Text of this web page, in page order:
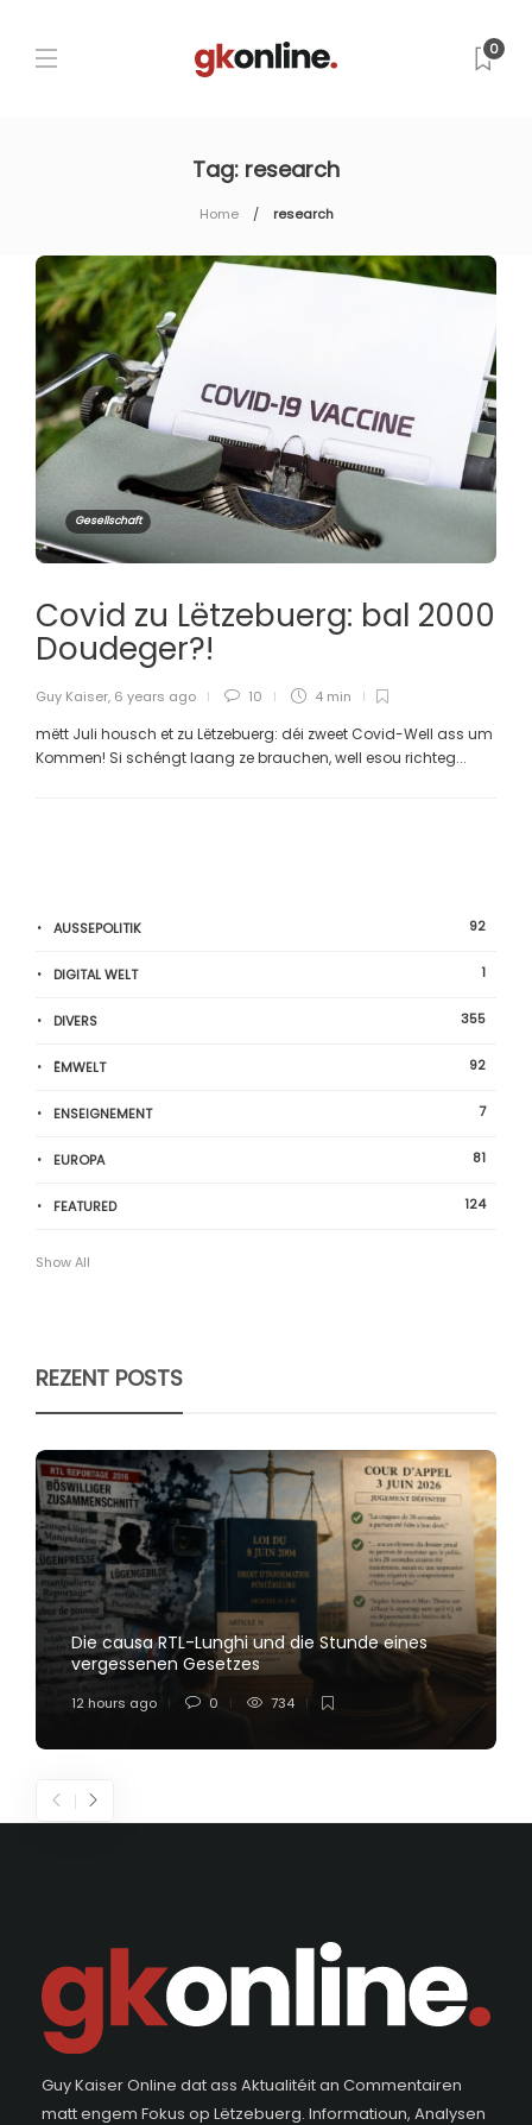
0
Tag: research
Home research
Gesellschaft
Covid zu Lëtzebuerg: bal 2000
Doudeger?!
Guy Kaiser, 6 years ago 10 4 min
mëtt Juli housch et zu Lëtzebuerg: déi zweet Covid-Well ass um
Kommen! Si schéngt laang ze brauchen, well esou richteg...
AUSSEPOLITIK 92
DIGITAL WELT 1
DIVERS 355
ËMWELT 92
ENSEIGNEMENT 7
EUROPA 81
FEATURED 124
Show All
REZENT POSTS
Die causa RTL-Lunghi und die Stunde eines
vergessenen Gesetzes
12 hours ago 0 734
Guy Kaiser Online dat ass Aktualitéit an Commentairen
matt engem Fokus op Lëtzebuerg. Informatioun, Analysen